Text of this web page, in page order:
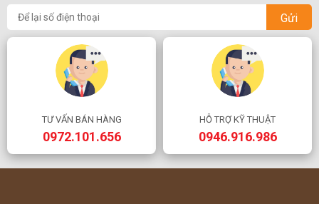
Gửi
TƯ VẤN BÁN HÀNG
0972.101.656
HỖ TRỢ KỸ THUẬT
0946.916.986